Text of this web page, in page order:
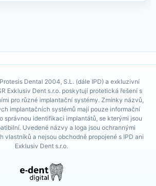
Dental 2004, S.L. (dále IPD) a exkluzivní
Exklusiv Dent s.r.o. poskytují protetická řešení s
pro různé implantační systémy. Zmínky názvů,
implantačních systémů mají pouze informační
správnou identifikaci implantátů, se kterými jsou
Uvedené názvy a loga jsou ochrannými
vlastníků a nejsou obchodně propojené s IPD ani
Exklusiv Dent s.r.o.